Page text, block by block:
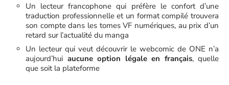
Un lecteur francophone qui préfère le confort d’une
traduction professionnelle et un format compilé trouvera
son compte dans les tomes VF numériques, au prix d’un
retard sur l’actualité du manga
Un lecteur qui veut découvrir le webcomic de ONE n’a
aujourd’hui aucune option légale en français, quelle
que soit la plateforme